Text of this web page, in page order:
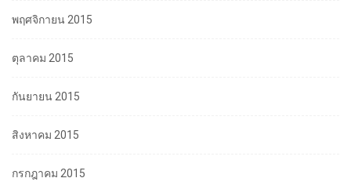
พฤศจิกายน 2015
ตุลาคม 2015
กันยายน 2015
สิงหาคม 2015
กรกฎาคม 2015